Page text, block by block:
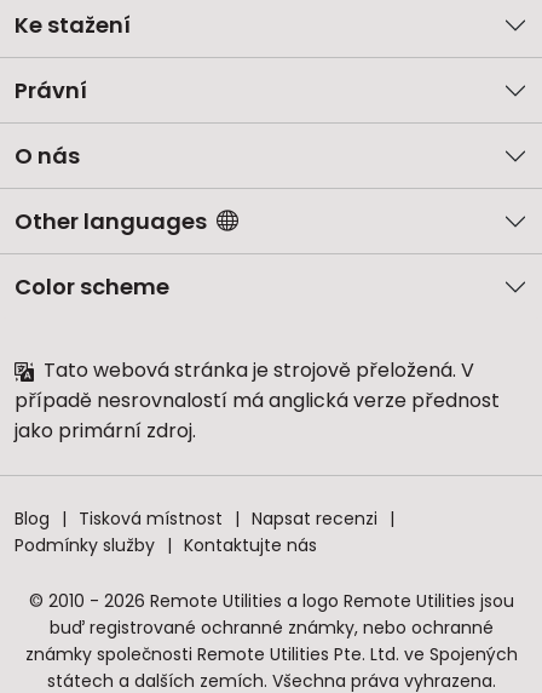
Ke stažení
Právní
O nás
Other languages
Color scheme
Tato webová stránka je strojově přeložená. V
případě nesrovnalostí má anglická verze přednost
jako primární zdroj.
Blog Tisková místnost
Napsat recenzi
Podmínky služby
Kontaktujte nás
© 2010 - 2026 Remote Utilities a logo Remote Utilities jsou
buď registrované ochranné známky, nebo ochranné
známky společnosti Remote Utilities Pte. Ltd. ve Spojených
státech a dalších zemích. Všechna práva vyhrazena.